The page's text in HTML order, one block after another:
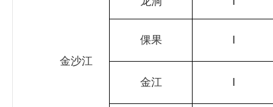
金沙江
倮果
金江